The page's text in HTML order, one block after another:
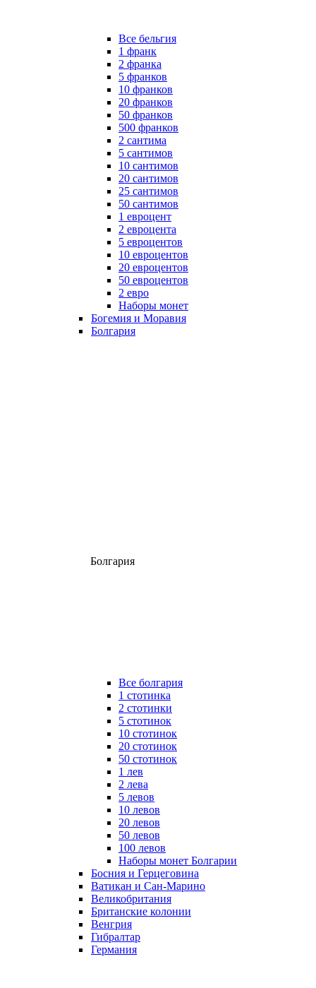
Все бельгия
1 франк
2 франка
5 франков
10 франков
20 франков
50 франков
500 франков
2 сантима
5 сантимов
10 сантимов
20 сантимов
25 сантимов
50 сантимов
1 евроцент
2 евроцента
5 евроцентов
10 евроцентов
20 евроцентов
50 евроцентов
2 евро
Наборы монет
Богемия и Моравия
Болгария
Болгария
Все болгария
1 стотинка
2 стотинки
5 стотинок
10 стотинок
20 стотинок
50 стотинок
1 лев
2 лева
5 левов
10 левов
20 левов
50 левов
100 левов
Наборы монет Болгарии
Босния и Герцеговина
Ватикан и Сан-Марино
Великобритания
Британские колонии
Венгрия
Гибралтар
Германия